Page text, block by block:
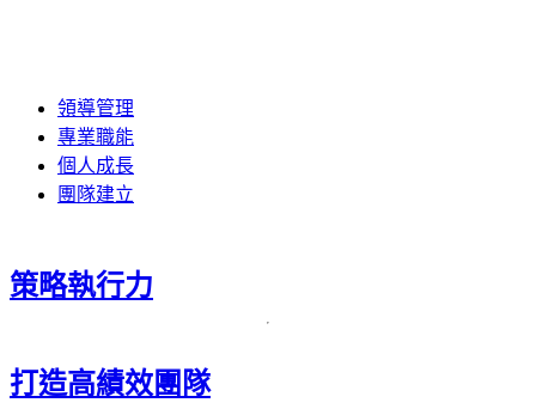
領導管理
專業職能
個人成長
團隊建立
策略執行力
打造高績效團隊